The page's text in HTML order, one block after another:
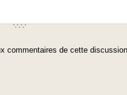
commentaires de cette